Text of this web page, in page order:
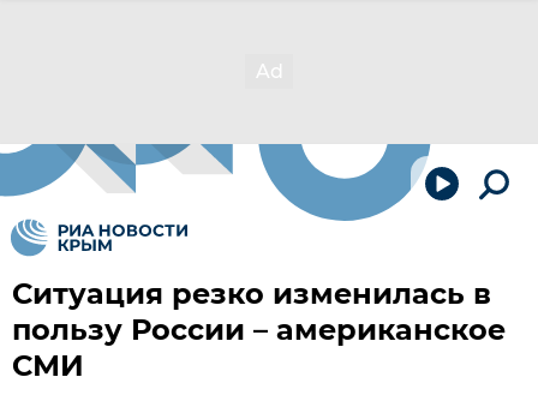
Ситуация резко изменилась в
пользу России – американское
СМИ